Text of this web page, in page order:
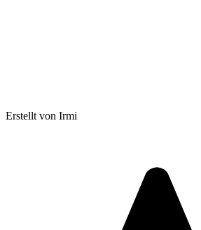
Erstellt von Irmi